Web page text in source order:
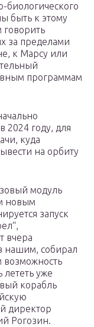
биологического
быть к этому
говорить
за пределами
к Марсу или
программам
2024 году, для
куда
на орбиту
модуль
новым
запуск
вчера
нашим, собирал
возможность
лететь уже
корабль
директор
Рогозин.